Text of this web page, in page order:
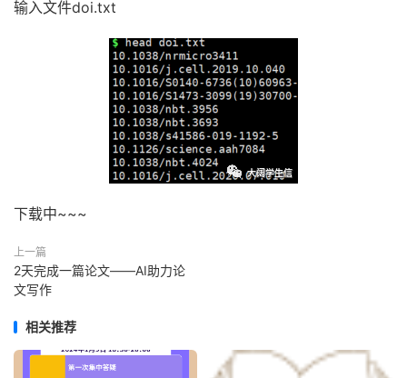
输入文件doi.txt
下载中~~~
上一篇
2天完成一篇论文——AI助力论
文写作
相关推荐